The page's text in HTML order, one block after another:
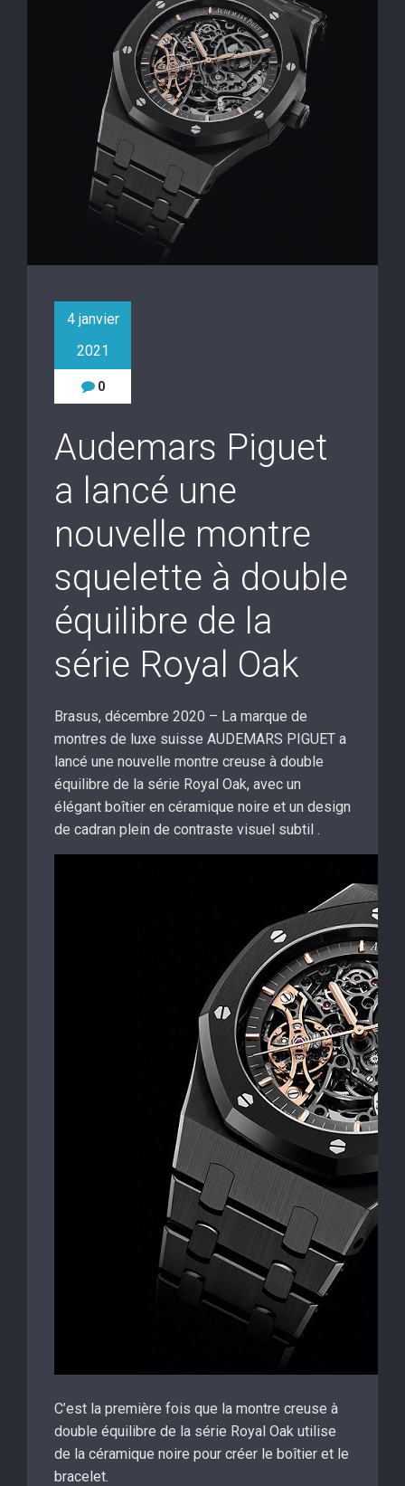
4 janvier
2021
0
Audemars Piguet
a lancé une
nouvelle montre
squelette à double
équilibre de la
série Royal Oak
Brasus, décembre 2020 – La marque de
montres de luxe suisse AUDEMARS PIGUET a
lancé une nouvelle montre creuse à double
équilibre de la série Royal Oak, avec un
élégant boîtier en céramique noire et un design
de cadran plein de contraste visuel subtil .
C’est la première fois que la montre creuse à
double équilibre de la série Royal Oak utilise
de la céramique noire pour créer le boîtier et le
bracelet.